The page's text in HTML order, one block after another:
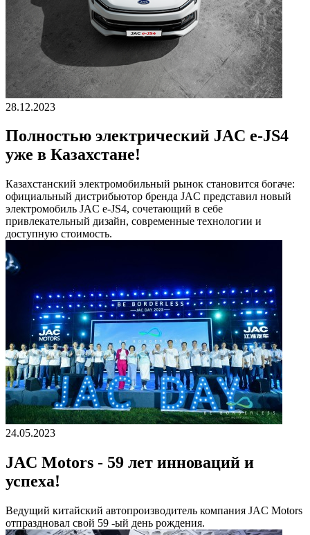
28.12.2023
Полностью электрический JAC e-JS4
уже в Казахстане!
Казахстанский электромобильный рынок становится богаче:
официальный дистрибьютор бренда JAC представил новый
электромобиль JAC e-JS4, сочетающий в себе
привлекательный дизайн, современные технологии и
доступную стоимость.
24.05.2023
JAC Motors - 59 лет инноваций и
успеха!
Ведущий китайский автопроизводитель компания JAC Motors
отпраздновал свой 59 -ый день рождения.